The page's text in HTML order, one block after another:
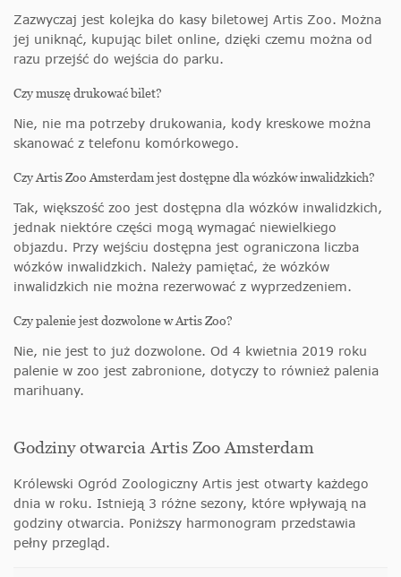
Zazwyczaj jest kolejka do kasy biletowej Artis Zoo. Można
jej uniknąć, kupując bilet online, dzięki czemu można od
razu przejść do wejścia do parku.
Czy muszę drukować bilet?
Nie, nie ma potrzeby drukowania, kody kreskowe można
skanować z telefonu komórkowego.
Czy Artis Zoo Amsterdam jest dostępne dla wózków inwalidzkich?
Tak, większość zoo jest dostępna dla wózków inwalidzkich,
jednak niektóre części mogą wymagać niewielkiego
objazdu. Przy wejściu dostępna jest ograniczona liczba
wózków inwalidzkich. Należy pamiętać, że wózków
inwalidzkich nie można rezerwować z wyprzedzeniem.
Czy palenie jest dozwolone w Artis Zoo?
Nie, nie jest to już dozwolone. Od 4 kwietnia 2019 roku
palenie w zoo jest zabronione, dotyczy to również palenia
marihuany.
Godziny otwarcia Artis Zoo Amsterdam
Królewski Ogród Zoologiczny Artis jest otwarty każdego
dnia w roku. Istnieją 3 różne sezony, które wpływają na
godziny otwarcia. Poniższy harmonogram przedstawia
pełny przegląd.